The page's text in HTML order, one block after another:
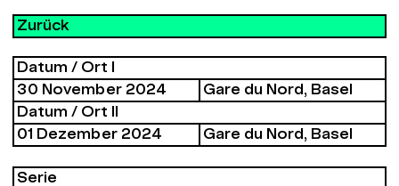
Zurück
Datum / Ort I
30 November 2024
Gare du Nord, Basel
Datum / Ort II
01 Dezember 2024
Gare du Nord, Basel
Serie